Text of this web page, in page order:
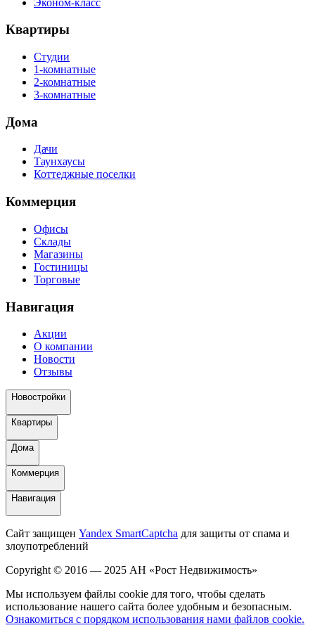
Квартиры
Студии
1-комнатные
2-комнатные
3-комнатные
Дома
Дачи
Таунхаусы
Коттеджные поселки
Коммерция
Офисы
Склады
Магазины
Гостиницы
Торговые
Навигация
Акции
О компании
Новости
Отзывы
Новостройки
Квартиры
Дома
Коммерция
Навигация
Сайт защищен Yandex SmartCaptcha для защиты от спама и
злоупотреблений
Copyright © 2016 — 2025 АН «Рост Недвижимость»
Мы используем файлы cookie для того, чтобы сделать
использование нашего сайта более удобным и безопасным.
Ознакомиться с порядком использования нами файлов cookie.